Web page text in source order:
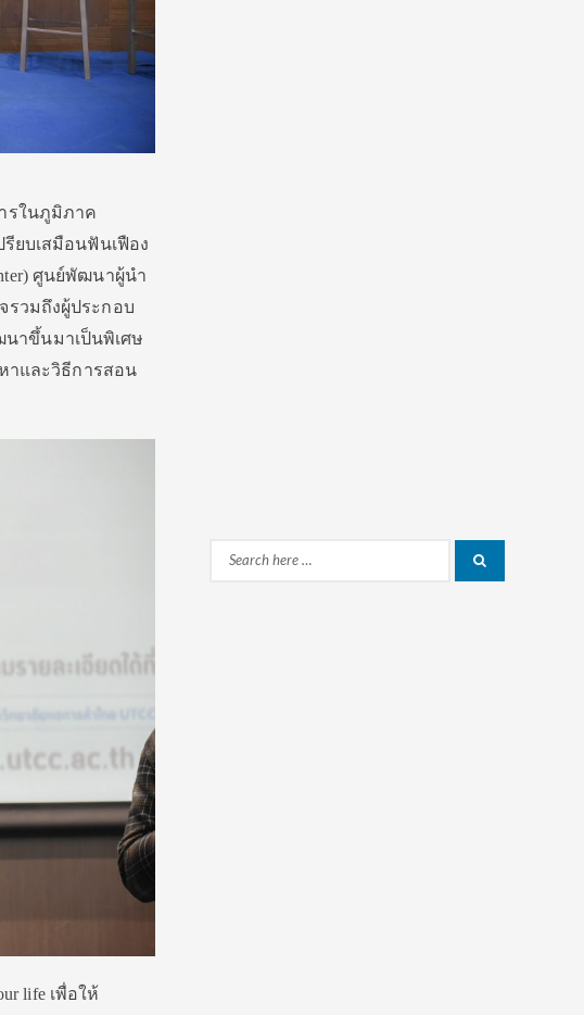
รในภูมิภาค
ยบเสมือนฟันเฟือง
ศูนย์พัฒนาผู้นำ
รวมถึงผู้ประกอบ
นาขึ้นมาเป็นพิเศษ
าและวิธีการสอน
life เพื่อให้
Search